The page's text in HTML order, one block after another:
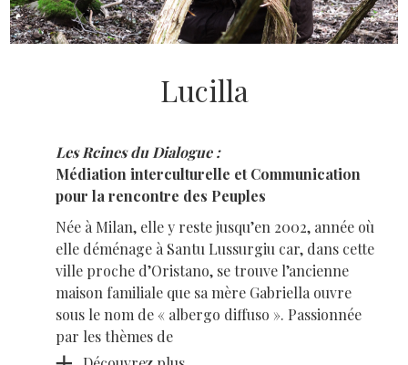
Lucilla
Les Rcines du Dialogue :
Médiation interculturelle et Communication
pour la rencontre des Peuples
Née à Milan, elle y reste jusqu’en 2002, année où
elle déménage à Santu Lussurgiu car, dans cette
ville proche d’Oristano, se trouve l’ancienne
maison familiale que sa mère Gabriella ouvre
sous le nom de « albergo diffuso ». Passionnée
par les thèmes de